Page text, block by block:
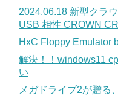
2024.06.18 新型クラ
USB 相性 CROWN
HxC Floppy Emulator
解決！！windows11
い
メガドライブ2が贈る